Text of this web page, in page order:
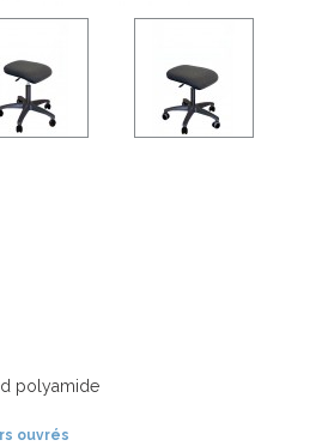
polyamide
ouvrés